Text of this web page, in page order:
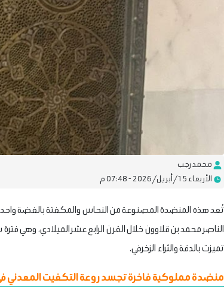
محمد رجب
الأربعاء 15/أبريل/2026 - 07:48 م
تُعد هذه المنضدة المصنوعة من النحاس والمكفتة بالفضة
الناصر محمد بن قلاوون خلال القرن الرابع عشر الميلادي، وهي
تميزت بالدقة والثراء الزخرفي.
منضدة مملوكية فاخرة تجسد روعة التكفيت المعدني